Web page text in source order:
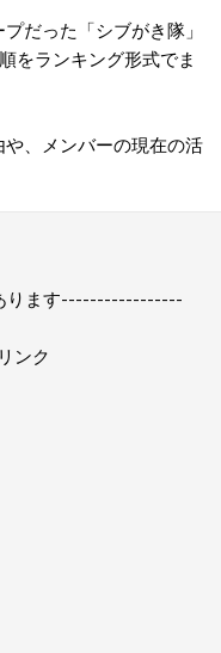
だった「シブがき隊」
をランキング形式でま
、メンバーの現在の活
ります-----------------
ンク